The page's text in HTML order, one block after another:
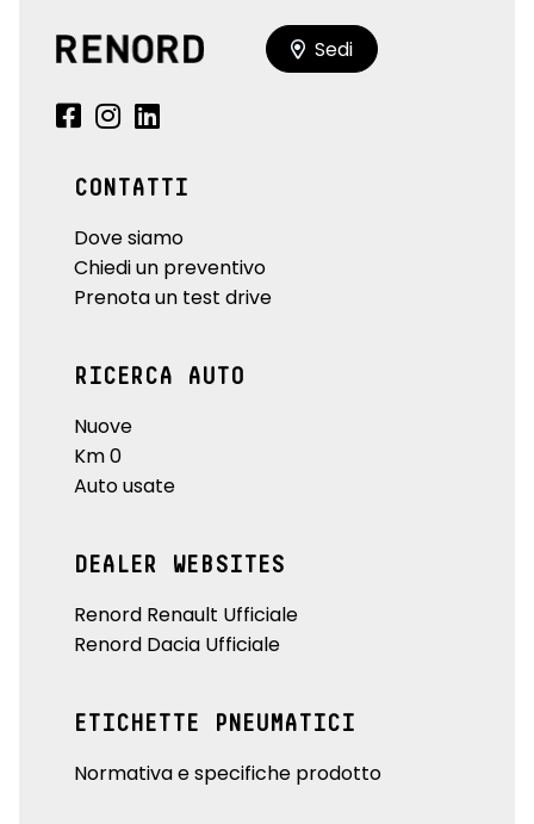
Sedi
CONTATTI
Dove siamo
Chiedi un preventivo
Prenota un test drive
RICERCA AUTO
Nuove
Km 0
Auto usate
DEALER WEBSITES
Renord Renault Ufficiale
Renord Dacia Ufficiale
ETICHETTE PNEUMATICI
Normativa e specifiche prodotto